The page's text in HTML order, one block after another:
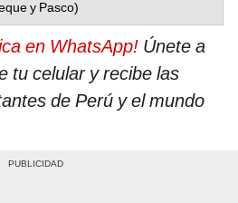
y Pasco)
en WhatsApp! Únete a
tu celular y recibe las
de Perú y el mundo